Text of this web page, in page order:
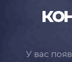
У вас